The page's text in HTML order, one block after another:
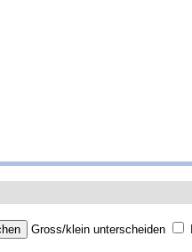
Gross/klein unterscheiden